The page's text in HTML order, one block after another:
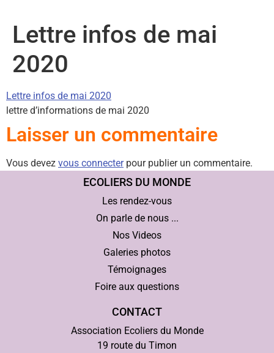
Lettre infos de mai
2020
Lettre infos de mai 2020
lettre d’informations de mai 2020
Laisser un commentaire
Vous devez vous connecterpour publier un commentaire.
ECOLIERS DU MONDE
Les rendez-vous
On parle de nous ...
Nos Videos
Galeries photos
Témoignages
Foire aux questions
CONTACT
Association Ecoliers du Monde
19 route du Timon